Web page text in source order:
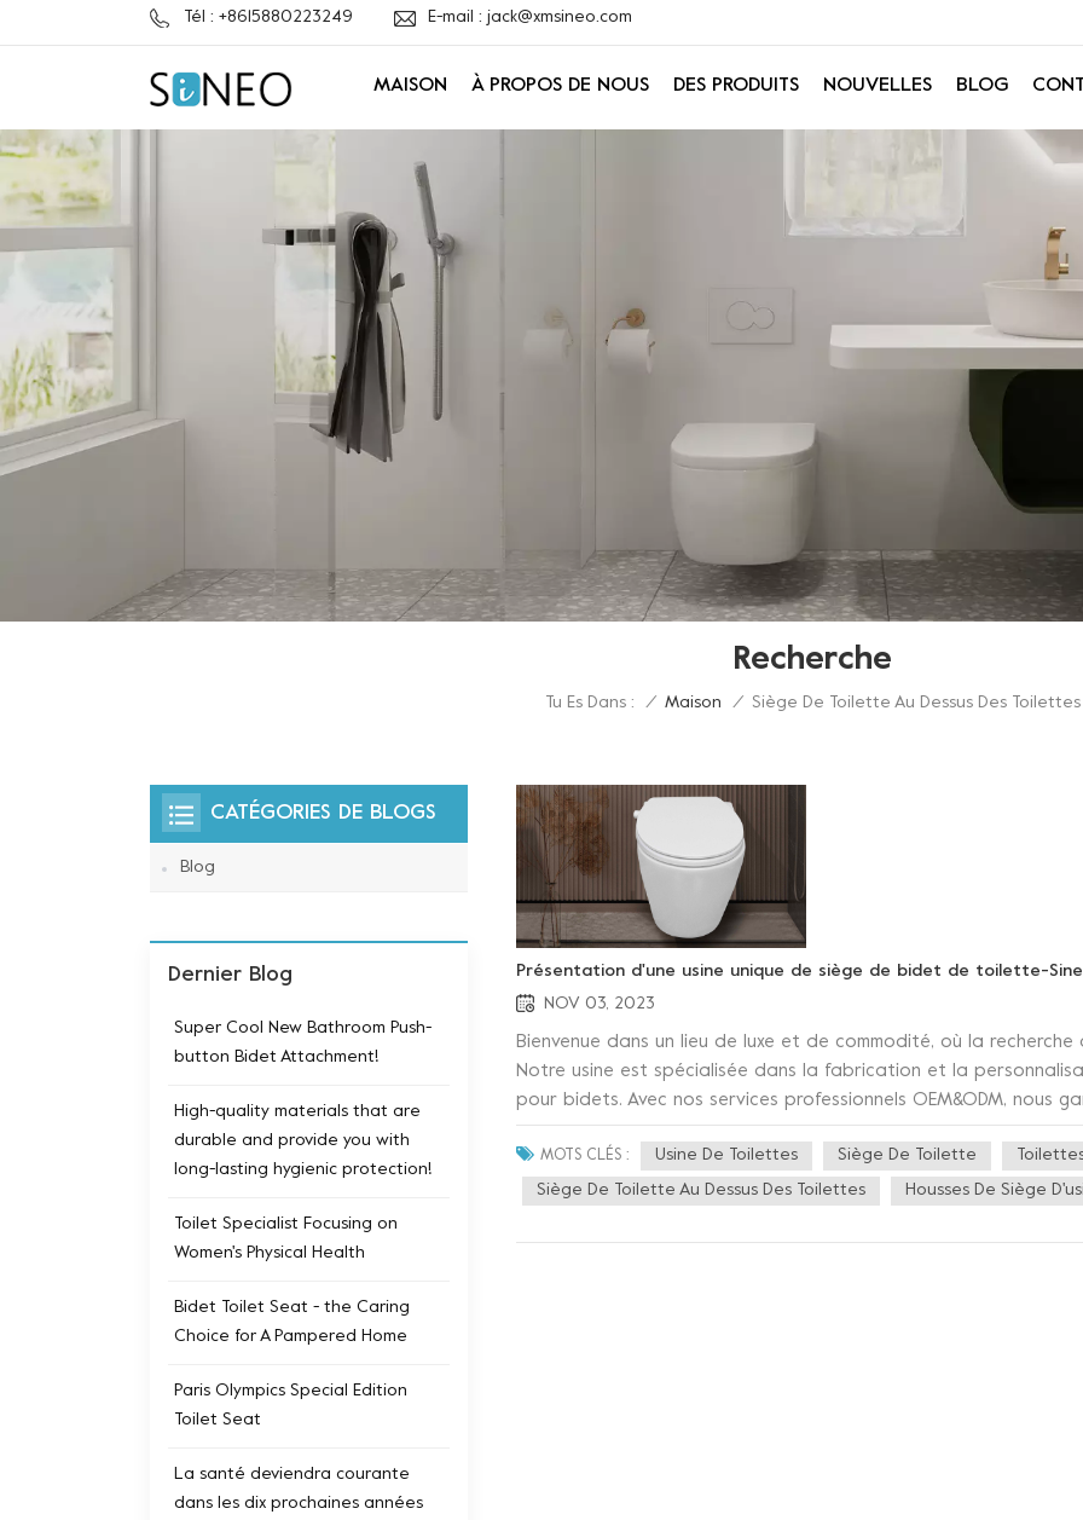
Tél : +8615880223249 E-mail : jack@xmsineo.com
MAISON À PROPOS DE NOUS DES PRODUITS NOUVELLES BLOG
Recherche
Tu Es Dans : / Maison / Siège De Toilette Au Dessus Des Toilettes
Présentation d'une usine unique de siège de bidet de toilette-
NOV 03, 2023
Bienvenue dans un lieu de luxe et de commodité, où la
Notre usine est spécialisée dans la fabrication et la
pour bidets. Avec nos services professionnels OEM&ODM, nous
parfaitement adapté, répondant aux besoins et préférences
allie harmonieusement élégance et fonctionnalité, révolutionnant
bidet offrent une gamme de fonctionnalités avancées qui
température de l'eau réglables, offrant une expérience de
MOTS CLÉS : Usine De Toilettes Siège De Toilette
Siège De Toilette Au Dessus Des Toilettes Housses De Siège
CATÉGORIES DE BLOGS
Blog
Dernier Blog
Super Cool New Bathroom Push-
button Bidet Attachment!
High-quality materials that are
durable and provide you with
long-lasting hygienic protection!
Toilet Specialist Focusing on
Women's Physical Health
Bidet Toilet Seat - the Caring
Choice for A Pampered Home
Paris Olympics Special Edition
Toilet Seat
La santé deviendra courante
dans les dix prochaines années